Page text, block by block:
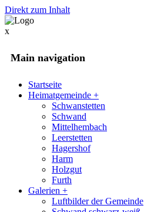
Direkt zum Inhalt
x
Main navigation
Startseite
Heimatgemeinde +
Schwanstetten
Schwand
Mittelhembach
Leerstetten
Hagershof
Harm
Holzgut
Furth
Galerien +
Luftbilder der Gemeinde